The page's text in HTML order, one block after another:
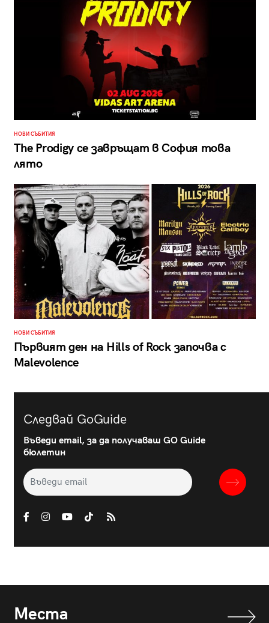
НОВИ СЪБИТИЯ
The Prodigy се завръщат в София това
лято
НОВИ СЪБИТИЯ
Първият ден на Hills of Rock започва с
Malevolence
Следвай GoGuide
Въведи email, за да получаваш GO Guide
бюлетин
Места